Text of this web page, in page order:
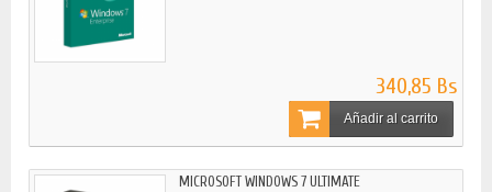
340,85 Bs
Añadir al carrito
MICROSOFT WINDOWS 7 ULTIMATE